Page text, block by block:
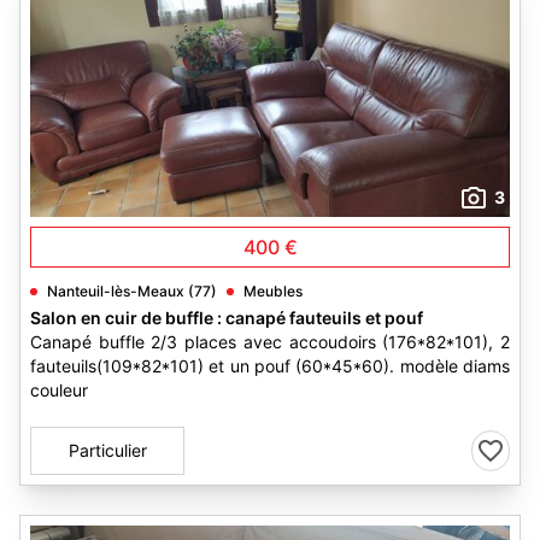
3
400 €
Nanteuil-lès-Meaux (77) Meubles
Salon en cuir de buffle : canapé fauteuils et pouf
Canapé buffle 2/3 places avec accoudoirs (176*82*101), 2
fauteuils(109*82*101) et un pouf (60*45*60). modèle diams
couleur
Particulier